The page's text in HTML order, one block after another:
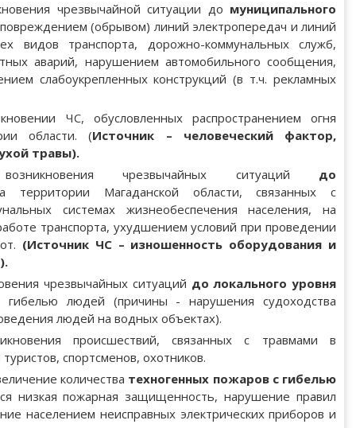
чрезвычайной ситуации до муниципального
(обрывом) линий электропередач и линий
видов транспорта, дорожно-коммунальных служб,
аварий, нарушением автомобильного сообщения,
слабоукрепленных конструкций (в т.ч. рекламных
ЧС, обусловленных распространением огня
области. (Источник – человеческий фактор,
травы).
возникновения чрезвычайных ситуаций до
территории Магаданской области, связанных с
системах жизнеобеспечения населения, на
транспорта, ухудшением условий при проведении
(Источник ЧС – изношенность оборудования и
чрезвычайных ситуаций до локального уровня
людей (причины - нарушения судоходства
людей на водных объектах).
происшествий, связанных с травмами в
спортсменов, охотников.
количества техногенных пожаров с гибелью
низкая пожарная защищенность, нарушение правил
населением неисправных электрических приборов и